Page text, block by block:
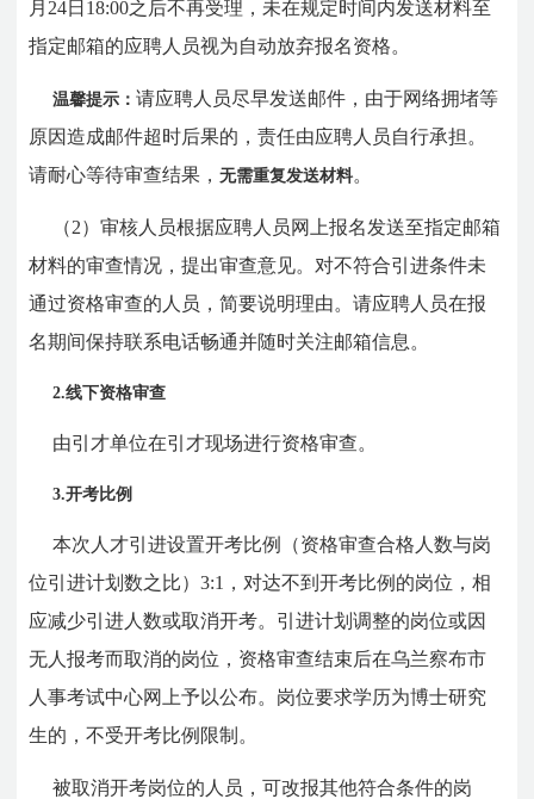
月24日18:00之后不再受理，未在规定时间内发送材料至
指定邮箱的应聘人员视为自动放弃报名资格。
温馨提示：请应聘人员尽早发送邮件，由于网络拥堵等
原因造成邮件超时后果的，责任由应聘人员自行承担。
请耐心等待审查结果，无需重复发送材料。
（2）审核人员根据应聘人员网上报名发送至指定邮箱
材料的审查情况，提出审查意见。对不符合引进条件未
通过资格审查的人员，简要说明理由。请应聘人员在报
名期间保持联系电话畅通并随时关注邮箱信息。
2.线下资格审查
由引才单位在引才现场进行资格审查。
3.开考比例
本次人才引进设置开考比例（资格审查合格人数与岗
位引进计划数之比）3:1，对达不到开考比例的岗位，相
应减少引进人数或取消开考。引进计划调整的岗位或因
无人报考而取消的岗位，资格审查结束后在乌兰察布市
人事考试中心网上予以公布。岗位要求学历为博士研究
生的，不受开考比例限制。
被取消开考岗位的人员，可改报其他符合条件的岗